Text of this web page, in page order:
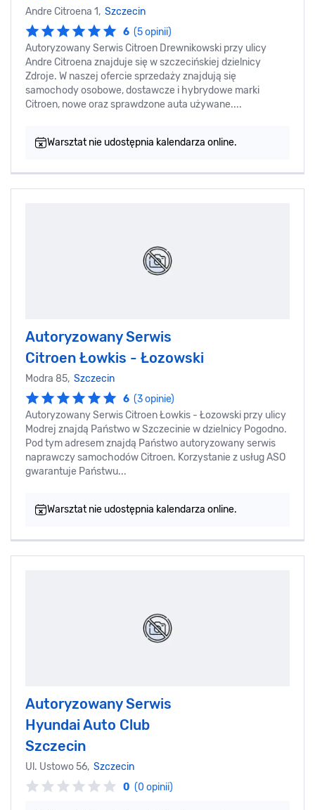
Andre Citroena 1, Szczecin
6 (5 opinii)
Autoryzowany Serwis Citroen Drewnikowski przy ulicy
Andre Citroena znajduje się w szczecińskiej dzielnicy
Zdroje. W naszej ofercie sprzedaży znajdują się
samochody osobowe, dostawcze i hybrydowe marki
Citroen, nowe oraz sprawdzone auta używane....
Warsztat nie udostępnia kalendarza online.
Autoryzowany Serwis
Citroen Łowkis - Łozowski
Modra 85, Szczecin
6 (3 opinie)
Autoryzowany Serwis Citroen Łowkis - Łozowski przy ulicy
Modrej znajdą Państwo w Szczecinie w dzielnicy Pogodno.
Pod tym adresem znajdą Państwo autoryzowany serwis
naprawczy samochodów Citroen. Korzystanie z usług ASO
gwarantuje Państwu...
Warsztat nie udostępnia kalendarza online.
Autoryzowany Serwis
Hyundai Auto Club
Szczecin
Ul. Ustowo 56, Szczecin
0 (0 opinii)